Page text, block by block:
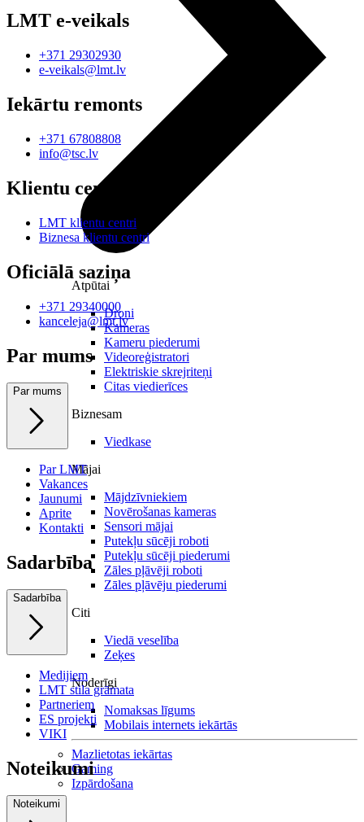
Atpūtai
Droni
Kameras
Kameru piederumi
Videoreģistratori
Elektriskie skrejriteņi
Citas viedierīces
Biznesam
Viedkase
Mājai
Mājdzīvniekiem
Novērošanas kameras
Sensori mājai
Putekļu sūcēji roboti
Putekļu sūcēji piederumi
Zāles pļāvēji roboti
Zāles pļāvēju piederumi
Citi
Viedā veselība
Zeķes
Noderīgi
Nomaksas līgums
Mobilais internets iekārtās
Mazlietotas iekārtas
Gaming
Izpārdošana
LMT e-veikals
+371 29302930
e-veikals@lmt.lv
Iekārtu remonts
+371 67808808
info@tsc.lv
Klientu centri
LMT klientu centri
Biznesa klientu centri
Oficiālā saziņa
+371 29340000
kanceleja@lmt.lv
Par mums
Par mums
Par LMT
Vakances
Jaunumi
Aprite
Kontakti
Sadarbība
Sadarbība
Medijiem
LMT stila grāmata
Partneriem
ES projekti
VIKI
Noteikumi
Noteikumi